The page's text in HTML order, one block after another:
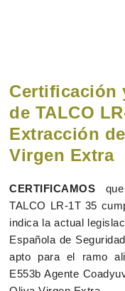
Certificación
de TALCO
Extracción
Virgen Extra
CERTIFICAMOS
TALCO LR-1T 35
indica la actual
Española de
apto para el ramo
E553b Agente